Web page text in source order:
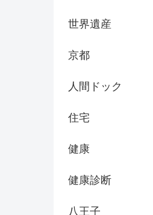
世界遺産
京都
人間ドック
住宅
健康
健康診断
八王子